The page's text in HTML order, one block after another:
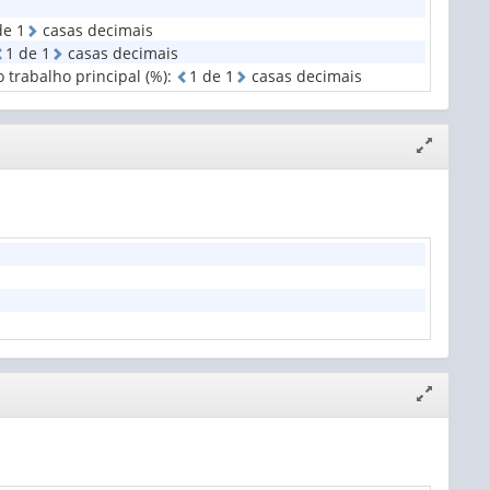
e 1
casas decimais
1 de 1
casas decimais
trabalho principal (%): 1 de 1 casas decimais
janela
janela